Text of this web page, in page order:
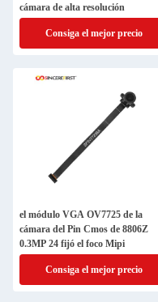
cámara de alta resolución
Consiga el mejor precio
el módulo VGA OV7725 de la
cámara del Pin Cmos de 8806Z
0.3MP 24 fijó el foco Mipi
Consiga el mejor precio